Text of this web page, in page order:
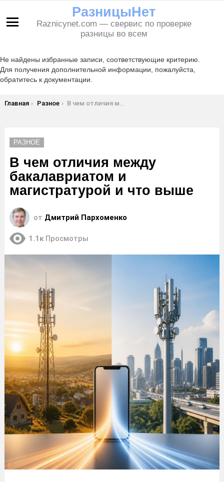
РазницыНет
Raznicynet.com — свервис по проверке
разницы во всем
Не найдены избранные записи, соответствующие критерию.
Для получения дополнительной информации, пожалуйста,
обратитесь к документации.
Вы здесь:
Главная Разное В чем отличия между бакалавриатом и магистратурой и что выше
РАЗНОЕ
В чем отличия между
бакалавриатом и
магистратурой и что выше
от Дмитрий Пархоменко
1.1к Просмотры